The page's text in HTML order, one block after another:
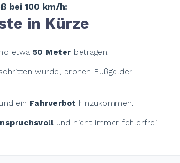
bei 100 km/h:
in Kürze
etwa 50 Meter betragen.
wurde, drohen Bußgelder
und ein Fahrverbot hinzukommen.
und nicht immer fehlerfrei –